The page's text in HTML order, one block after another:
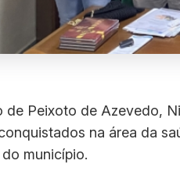
de Peixoto de Azevedo,
na área da
município.